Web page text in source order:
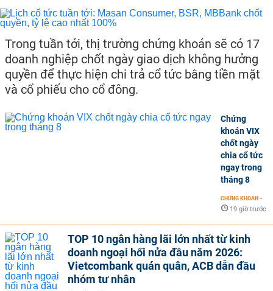
Trong tuần tới, thị trường chứng khoán sẽ có 17
doanh nghiệp chốt ngày giao dịch không hưởng
quyền để thực hiện chi trả cổ tức bằng tiền mặt
và cổ phiếu cho cổ đông.
Chứng
khoán VIX
chốt ngày
chia cổ tức
ngay trong
tháng 8
CHỨNG KHOÁN -
19 giờ trước
TOP 10 ngân hàng lãi lớn nhất từ kinh
doanh ngoại hối nửa đầu năm 2026:
Vietcombank quán quân, ACB dẫn đầu
nhóm tư nhân